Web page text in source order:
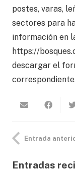
postes, varas,
sectores para
información en
https://
descargar el
Entrada
Entradas